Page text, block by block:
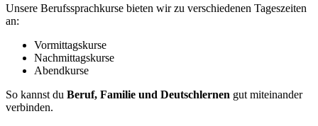
Unsere Berufssprachkurse bieten wir zu verschiedenen Tageszeiten
an:
Vormittagskurse
Nachmittagskurse
Abendkurse
So kannst du Beruf, Familie und Deutschlernen gut miteinander
verbinden.